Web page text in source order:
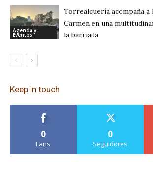
Agenda y
Eventos
Torrealquería acompaña a
Carmen en una
la barriada
Keep in touch
0
Fans
0
Seguidores